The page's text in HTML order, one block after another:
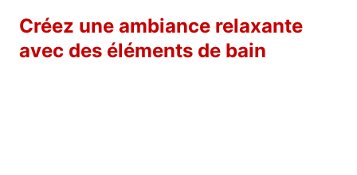
Créez une ambiance relaxante
avec des éléments de bain